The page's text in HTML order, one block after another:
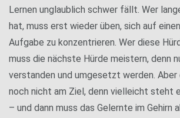
Lernen unglaublich schwer fällt. Wer
hat, muss erst wieder üben, sich auf
Aufgabe zu konzentrieren. Wer diese
muss die nächste Hürde meistern, denn
verstanden und umgesetzt werden. Aber
noch nicht am Ziel, denn vielleicht steht
– und dann muss das Gelernte im Gehirn